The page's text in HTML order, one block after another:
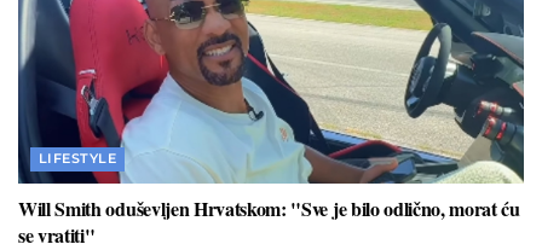
LIFESTYLE
Will Smith oduševljen Hrvatskom: "Sve je bilo odlično, morat ću
se vratiti"